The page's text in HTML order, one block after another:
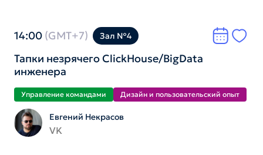
14:00 (GMT+7) Зал №4
Тапки незрячего ClickHouse/BigData
инженера
Управление командами Дизайн и пользователь­ский опыт
Евгений Некрасов
VK